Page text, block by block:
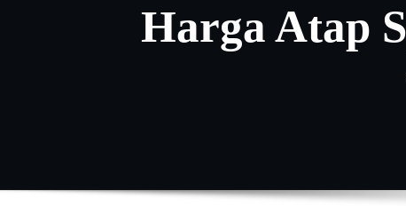
Harga Atap